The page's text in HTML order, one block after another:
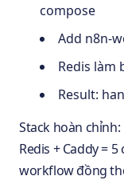
compose
Add n8n-
Redis làm
Result:
Stack hoàn
Redis + Caddy =
workflow đồng